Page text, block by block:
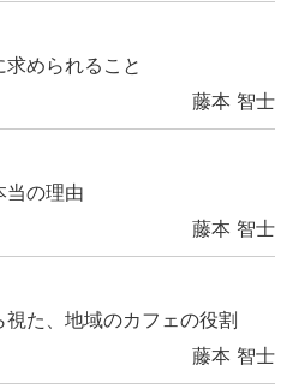
められること
藤本 智士
の理由
藤本 智士
た、地域のカフェの役割
藤本 智士